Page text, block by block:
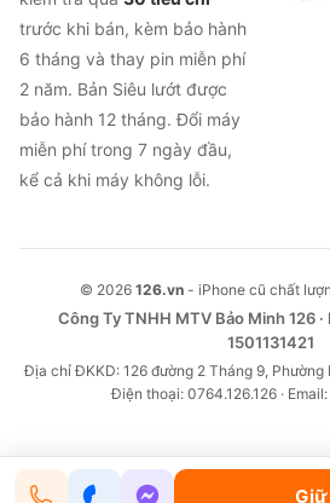
Giữ
trước khi bán, kèm bảo hành
6 tháng và thay pin miễn phí
2 năm. Bản Siêu lướt được
bảo hành 12 tháng. Đổi máy
miễn phí trong 7 ngày đầu,
kể cả khi máy không lỗi.
© 2026 126.vn- iPhone cũ chất
Công Ty TNHH MTV Bảo Minh 126
1501131421
Địa chỉ ĐKKD: 126 đường 2 Tháng 9, Phường
Điện thoại: 0764.126.126 ·